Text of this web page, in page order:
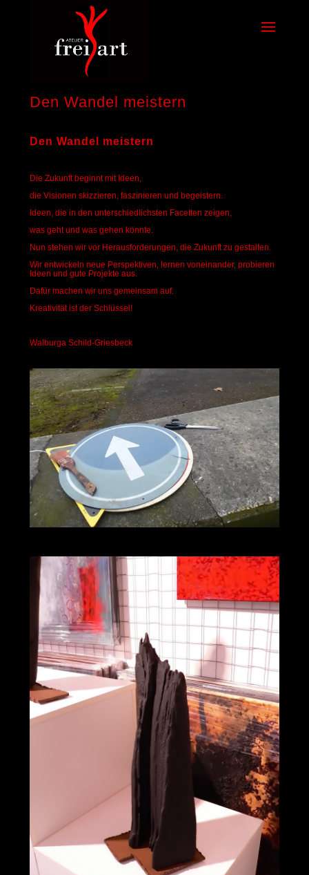
Den Wandel meistern
Den Wandel meistern
Die Zukunft beginnt mit Ideen,
die Visionen skizzieren, faszinieren und begeistern.
Ideen, die in den unterschiedlichsten Facetten zeigen,
was geht und was gehen könnte.
Nun stehen wir vor Herausforderungen, die Zukunft zu gestalten.
Wir entwickeln neue Perspektiven, lernen voneinander, probieren
Ideen und gute Projekte aus.
Dafür machen wir uns gemeinsam auf.
Kreativität ist der Schlüssel!
Walburga Schild-Griesbeck